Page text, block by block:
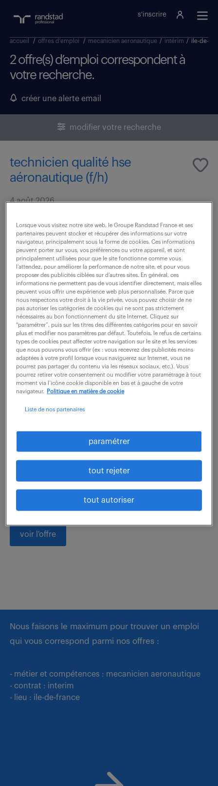
s'inscrire
accueil / offres d'emploi / mecanicien aeronautique / intérim / ile-de-
2 offre(s) d’emploi correspondent à
votre recherche.
créer une alerte email
modifier votre recherche
technicien qualité hse
aéronautique (f/h)
4 août 2026
30 000 - 35 000 € / an
Rattaché(e) au coordinateur QHSSE, vous êtes le
garant opérationnel de la performance qualité sur le
terrain, dans un secteur aéronautique où chaque
non-conformité compte. Votre expertise et...
voir l'offre
mécanicien aéronautique (f/h)
Prêt(e) à relever les défis techniques passionnants
comme Technicien de réparation (F/H) ? Vous serez
d'actionneurs aéronautiques au sein...
voir l'offre
Nous faisons le maximum pour trouver un emploi
qui vous correspond parmi nos offres :
- métier et compétences : mecanicien aeronautique
- contrat : interim
- lieu : ile-de-france
Lorsque vous visitez notre site web, le Groupe Randstad France et ses
partenaires peuvent stocker et récupérer des informations sur votre
navigateur, principalement sous la forme de cookies. Ces informations
peuvent porter sur vous, vos préférences ou votre appareil, et sont
principalement utilisées pour que le site fonctionne comme vous
l’attendez, pour améliorer la performance de notre site, et pour vous
proposer des publicités ciblées sur d’autres sites. En général, ces
informations ne permettent pas de vous identifier directement, mais elles
peuvent vous offrir une expérience web plus personnalisée. Parce que
nous respectons votre droit à la vie privée, vous pouvez choisir de ne
pas autoriser les catégories de cookies qui ne sont pas strictement
nécessaires au bon fonctionnement du site Internet. Cliquez sur
“paramétrer”, puis sur les titres des différentes catégories pour en savoir
plus et modifier nos paramètres par défaut. Toutefois, le refus de certains
types de cookies peut affecter votre navigation sur le site et les services
que nous pouvons vous offrir (ex : vous recevrez des publicités moins
adaptées à votre profil lorsque vous naviguerez sur Internet, vous ne
pourrez pas partager du contenu via les réseaux sociaux, etc.). Vous
pourrez retirer votre consentement ou modifier votre paramétrage à tout
moment via l’icône cookie disponible en bas et à gauche de votre
navigateur.
Politique en matière de cookie
Liste de nos partenaires
paramétrer
tout rejeter
tout autoriser